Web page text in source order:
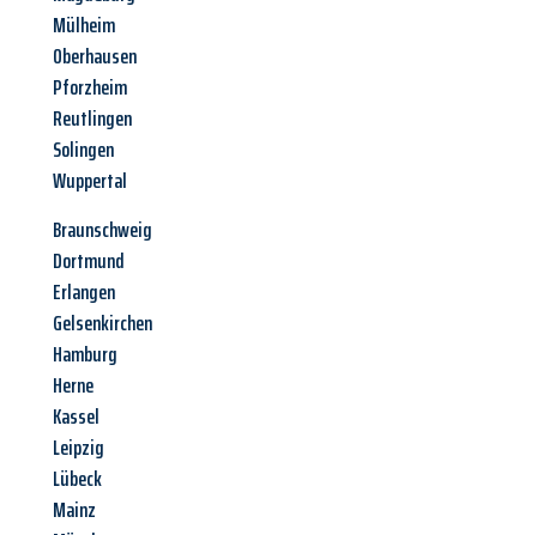
Mülheim
Oberhausen
Pforzheim
Reutlingen
Solingen
Wuppertal
Braunschweig
Dortmund
Erlangen
Gelsenkirchen
Hamburg
Herne
Kassel
Leipzig
Lübeck
Mainz